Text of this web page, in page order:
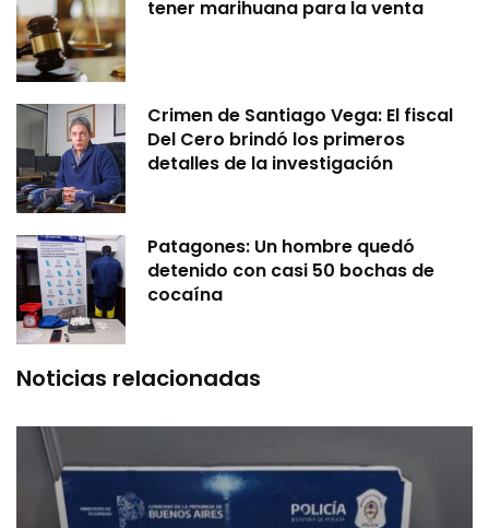
tener marihuana para la venta
Crimen de Santiago Vega: El fiscal
Del Cero brindó los primeros
detalles de la investigación
Patagones: Un hombre quedó
detenido con casi 50 bochas de
cocaína
Noticias relacionadas